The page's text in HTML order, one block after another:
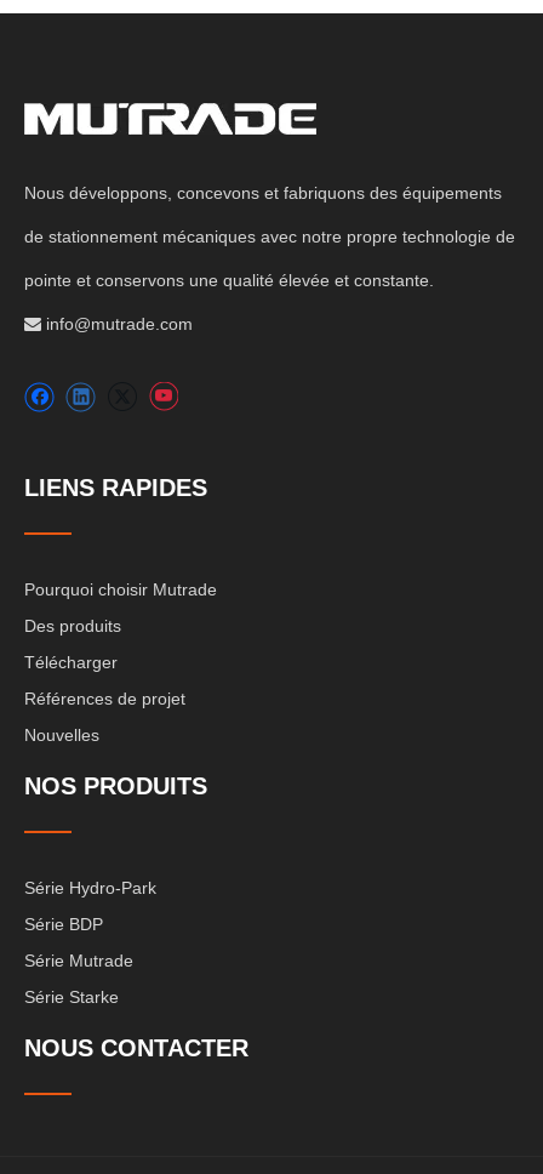
Nous développons, concevons et fabriquons des équipements
de stationnement mécaniques avec notre propre technologie de
pointe et conservons une qualité élevée et constante.
 info@mutrade.com
LIENS RAPIDES
Pourquoi choisir Mutrade
Des produits
Télécharger
Références de projet
Nouvelles
NOS PRODUITS
Série Hydro-Park
Série BDP
Série Mutrade
Série Starke
NOUS CONTACTER